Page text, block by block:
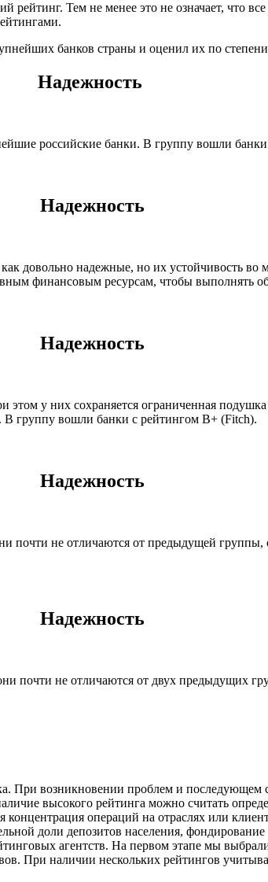
Тем не менее это не означает, что
банков страны и оценил их по
Надежность ​​​​​​
российские банки. В группу вошли
Надежность
довольно надежные, но их устойчивость во
финансовым ресурсам, чтобы выполнять
Надежность
у них сохраняется ограниченная
В группу вошли банки с рейтингом B+ (Fitch).
Надежность
почти не отличаются от предыдущей
Надежность
почти не отличаются от двух предыдущих
При возникновении проблем и последующем
высокого рейтинга можно считать
операций на отраслях или
доли депозитов населения,
агентств. На первом этапе мы
При наличии нескольких рейтингов